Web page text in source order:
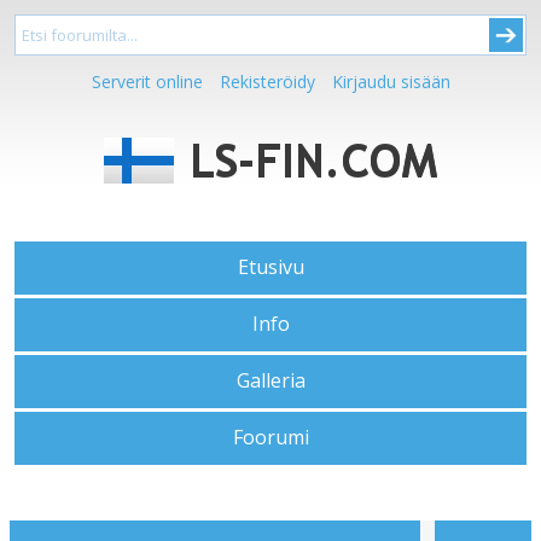
Serverit online Rekisteröidy Kirjaudu sisään
Etusivu
Info
Galleria
Foorumi